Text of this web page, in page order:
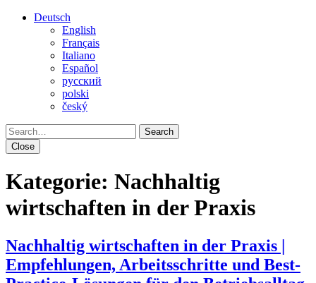
Deutsch
English
Français
Italiano
Español
pусский
polski
český
Search
Close
Kategorie: Nachhaltig
wirtschaften in der Praxis
Nachhaltig wirtschaften in der Praxis |
Empfehlungen, Arbeitsschritte und Best-